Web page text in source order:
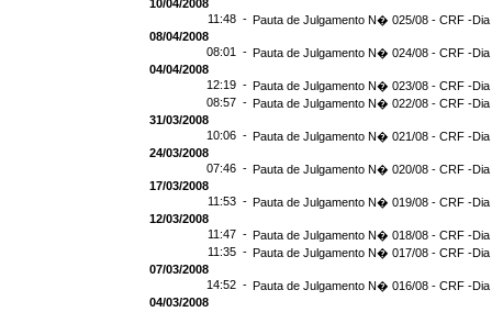
10/04/2008
11:48 - Pauta de Julgamento N� 025/08 - CRF -Dia
08/04/2008
08:01 - Pauta de Julgamento N� 024/08 - CRF -Dia
04/04/2008
12:19 - Pauta de Julgamento N� 023/08 - CRF -Dia
08:57 - Pauta de Julgamento N� 022/08 - CRF -Dia
31/03/2008
10:06 - Pauta de Julgamento N� 021/08 - CRF -Dia
24/03/2008
07:46 - Pauta de Julgamento N� 020/08 - CRF -Dia
17/03/2008
11:53 - Pauta de Julgamento N� 019/08 - CRF -Dia
12/03/2008
11:47 - Pauta de Julgamento N� 018/08 - CRF -Dia
11:35 - Pauta de Julgamento N� 017/08 - CRF -Dia
07/03/2008
14:52 - Pauta de Julgamento N� 016/08 - CRF -Dia
04/03/2008